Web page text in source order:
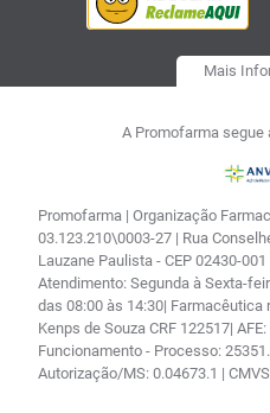
Mais
A Promofarma
Promofarma | Organização
03.123.210\0003-27 | Rua
Lauzane Paulista - CEP 02430-
Atendimento: Segunda à Sexta-
das 08:00 às 14:30| Farmacêutica
Kenps de Souza CRF 122517|
Funcionamento - Processo:
Autorização/MS: 0.04673.1 |